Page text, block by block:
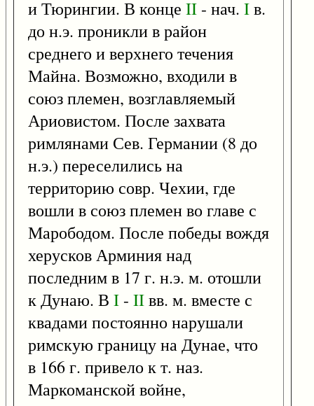
и Тюрингии. В конце II - нач. Iв.
до н.э. проникли в район
среднего и верхнего течения
Майна. Возможно, входили в
союз племен, возглавляемый
Ариовистом. После захвата
римлянами Сев. Германии (8 до
н.э.) переселились на
территорию совр. Чехии, где
вошли в союз племен во главе с
Марободом. После победы вождя
херусков Арминия над
последним в 17 г. н.э. м. отошли
к Дунаю. В I - IIвв. м. вместе с
квадами постоянно нарушали
римскую границу на Дунае, что
в 166 г. привело к т. наз.
Маркоманской войне,